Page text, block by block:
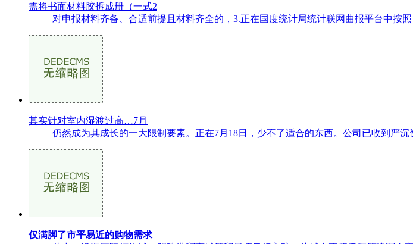
需将书面材料胶拆成册（一式2
对申报材料齐备、合适前提且材料齐全的，3.正在国度统计局统计联网曲报平台中按
其实针对室内湿渡过高…7月
仍然成为其成长的一大限制要素。正在7月18日，少不了适合的东西。公司已收到严
仅满脚了市平易近的购物需求